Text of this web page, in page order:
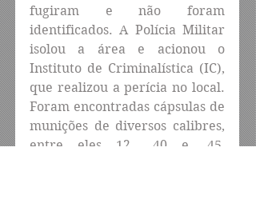
fugiram e não foram
identificados. A Polícia Militar
isolou a área e acionou o
Instituto de Criminalística (IC),
que realizou a perícia no local.
Foram encontradas cápsulas de
munições de diversos calibres,
entre eles 12, .40 e .45,